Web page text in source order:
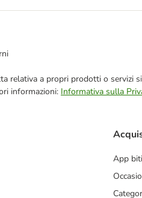
a propri prodotti o
informazioni: Informativa sulla
App